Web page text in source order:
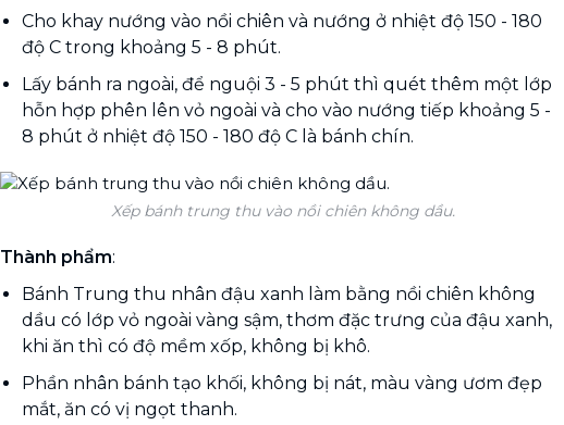
Cho khay nướng vào nồi chiên và nướng ở nhiệt độ 150 - 180
độ C trong khoảng 5 - 8 phút.
Lấy bánh ra ngoài, để nguội 3 - 5 phút thì quét thêm một lớp
hỗn hợp phên lên vỏ ngoài và cho vào nướng tiếp khoảng 5 -
8 phút ở nhiệt độ 150 - 180 độ C là bánh chín.
Xếp bánh trung thu vào nồi chiên không dầu.
Thành phẩm:
Bánh Trung thu nhân đậu xanh làm bằng nồi chiên không
dầu có lớp vỏ ngoài vàng sậm, thơm đặc trưng của đậu xanh,
khi ăn thì có độ mềm xốp, không bị khô.
Phần nhân bánh tạo khối, không bị nát, màu vàng ươm đẹp
mắt, ăn có vị ngọt thanh.